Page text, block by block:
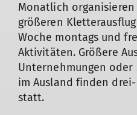
Monatlich
größeren
Woche montags und
Aktivitäten. Größere
Unternehmungen
im Ausland finden
statt.